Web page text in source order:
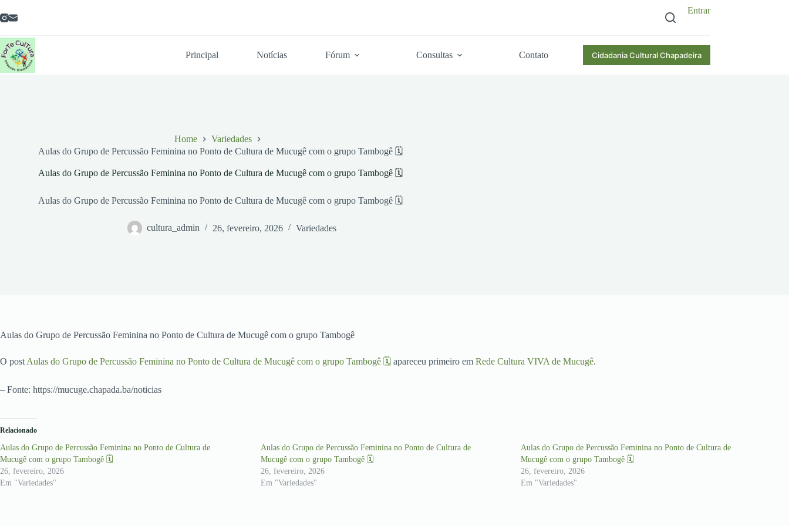
para
o
conteúdo
Entrar
Principal Notícias Fórum Consultas Contato Cidadania Cultural Chapadeira
Home
Variedades
Aulas do Grupo de Percussão Feminina no Ponto de Cultura de Mucugê com o grupo Tambogê 🗓
Aulas do Grupo de Percussão Feminina no Ponto de Cultura de Mucugê com o grupo Tambogê 🗓
Aulas do Grupo de Percussão Feminina no Ponto de Cultura de Mucugê com o grupo Tambogê 🗓
cultura_admin 26, fevereiro, 2026 Variedades
Aulas do Grupo de Percussão Feminina no Ponto de Cultura de Mucugê com o grupo Tambogê
O post Aulas do Grupo de Percussão Feminina no Ponto de Cultura de Mucugê com o grupo Tambogê 🗓 apareceu primeiro em Rede Cultura VIVA de Mucugê.
– Fonte: https://mucuge.chapada.ba/noticias
Relacionado
Aulas do Grupo de Percussão Feminina no Ponto de Cultura de
Mucugê com o grupo Tambogê 🗓
26, fevereiro, 2026
Em "Variedades"
Aulas do Grupo de Percussão Feminina no Ponto de Cultura de
Mucugê com o grupo Tambogê 🗓
26, fevereiro, 2026
Em "Variedades"
Aulas do Grupo de Percussão Feminina no Ponto de Cultura de
Mucugê com o grupo Tambogê 🗓
26, fevereiro, 2026
Em "Variedades"